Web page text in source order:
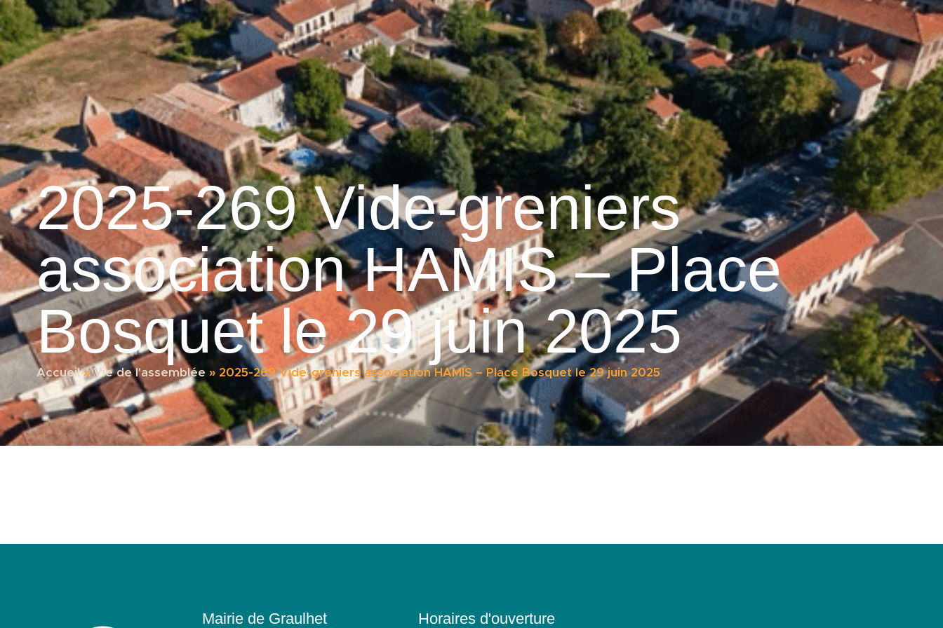
principal
Graulhet et le cuir Accueil Découvrir Graulhet Vie municipale Graulhet au quotidien Services pratiques 28 °C
2025-269 Vide-greniers
association HAMIS – Place
Bosquet le 29 juin 2025
Accueil»Vie de l'assemblée » 2025-269 Vide-greniers association HAMIS – Place Bosquet le 29 juin 2025
Mairie de Graulhet Horaires d'ouverture